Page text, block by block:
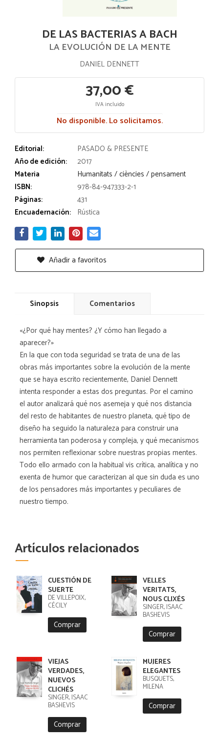
DE LAS BACTERIAS A BACH
LA EVOLUCIÓN DE LA MENTE
DANIEL DENNETT
37,00 €
IVA incluido
No disponible. Lo solicitamos.
Editorial:
PASADO & PRESENTE
Año de edición:
2017
Materia
Humanitats / ciències / pensament
ISBN:
978-84-947333-2-1
Páginas:
431
Encuadernación: Rústica
Añadir a favoritos
Sinopsis Comentarios
«¿Por qué hay mentes? ¿Y cómo han llegado a
aparecer?»
En la que con toda seguridad se trata de una de las
obras más importantes sobre la evolución de la mente
que se haya escrito recientemente, Daniel Dennett
intenta responder a estas dos preguntas. Por el camino
el autor analizará qué nos asemeja y qué nos distancia
del resto de habitantes de nuestro planeta, qué tipo de
diseño ha seguido la naturaleza para construir una
herramienta tan poderosa y compleja, y qué mecanismos
nos permiten reflexionar sobre nuestras propias mentes.
Todo ello armado con la habitual vis crítica, analítica y no
exenta de humor que caracterizan al que sin duda es uno
de los pensadores más importantes y peculiares de
nuestro tiempo.
Artículos relacionados
CUESTIÓN DE
SUERTE
DE VILLEPOIX,
CÉCILY
Comprar
VELLES
VERITATS,
NOUS CLIXÉS
SINGER, ISAAC
BASHEVIS
Comprar
VIEJAS
VERDADES,
NUEVOS
CLICHÉS
SINGER, ISAAC
BASHEVIS
Comprar
MUJERES
ELEGANTES
BUSQUETS,
MILENA
Comprar